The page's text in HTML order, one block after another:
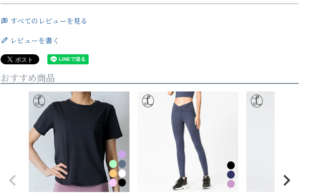
すべてのレビューを見る
レビューを書く
おすすめ商品